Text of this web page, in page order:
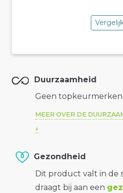
Duurzaamheid
Geen topkeurmerken
MEER OVER DE
Gezondheid
Dit product valt in de
draagt bij aan een